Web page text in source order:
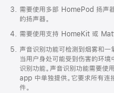
需要使用多部 HomePod 扬声
的扬声器。
需要使用支持 HomeKit 或
声音识别功能可检测到烟雾和一
当用户身处可能受到伤害的环境
识别功能。声音识别功能需要使
app 中单独提供。它要求所有
件。